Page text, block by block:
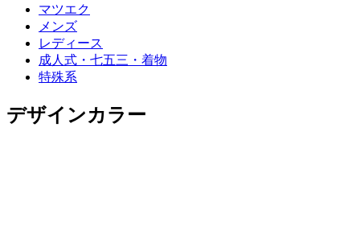
マツエク
メンズ
レディース
成人式・七五三・着物
特殊系
デザインカラー